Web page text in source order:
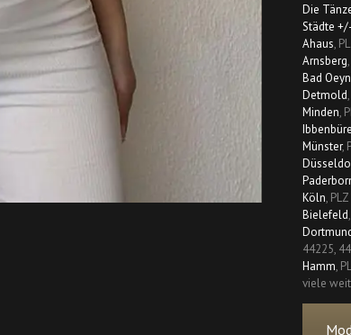
Die
Städte
Ahaus,
Arnsberg
Bad
Detmold
Minden,
Münster,
Köln,
Bielefeld
44225,
Hamm,
viele